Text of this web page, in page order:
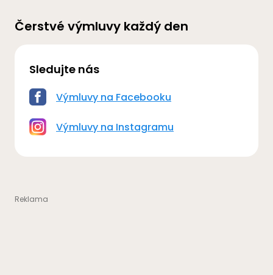
Čerstvé výmluvy každý den
Sledujte nás
Výmluvy na Facebooku
Výmluvy na Instagramu